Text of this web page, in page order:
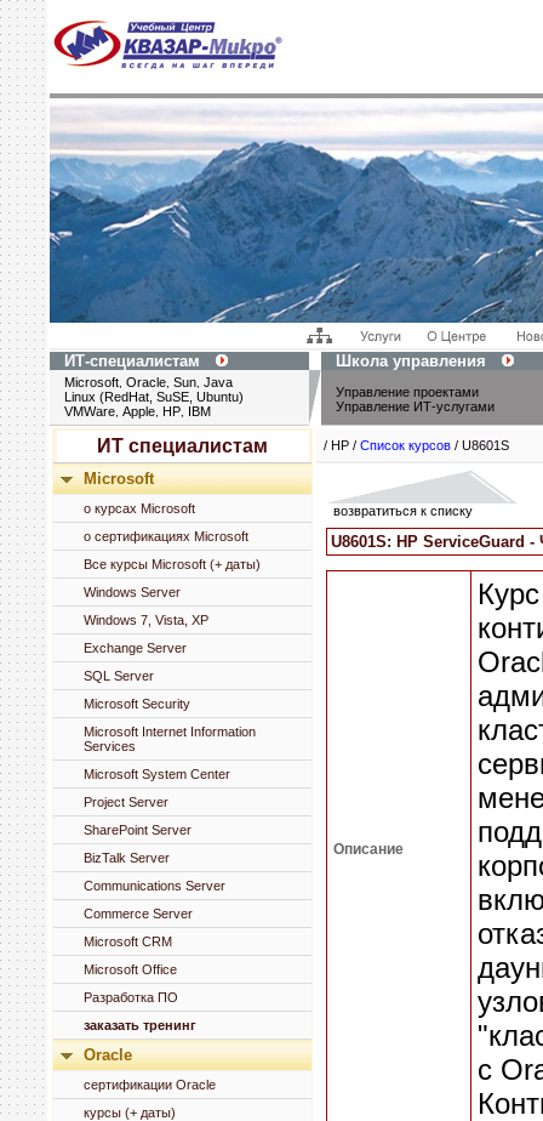
ИТ-специалистам Школа управления
Microsoft Oracle Sun Java
Linux (RedHat, SuSE, Ubuntu)
VMWare Apple HP IBM
Управление проектами
Управление ИТ-услугами
ИТ специалистам
Microsoft
о курсах Microsoft
о сертификациях Microsoft
Все курсы Microsoft (+ даты)
Windows Server
Windows 7, Vista, XP
Exchange Server
SQL Server
Microsoft Security
Microsoft Internet Information
Services
Microsoft System Center
Project Server
SharePoint Server
BizTalk Server
Communications Server
Commerce Server
Microsoft CRM
Microsoft Office
Разработка ПО
заказать тренинг
Oracle
сертификации Oracle
курсы (+ даты)
/ HP / Список курсов / U8601S
возвратиться к списку
U8601S: HP ServiceGuard -
Описание
с